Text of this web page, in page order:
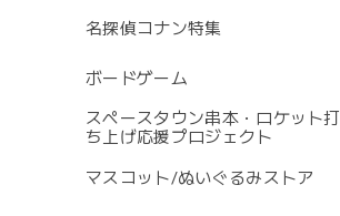
名探偵コナン特集
ボードゲーム
スペースタウン串本・ロケット打
ち上げ応援プロジェクト
マスコット/ぬいぐるみストア